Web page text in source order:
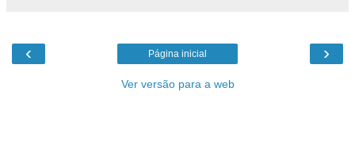
‹ ›
Página inicial
Ver versão para a web